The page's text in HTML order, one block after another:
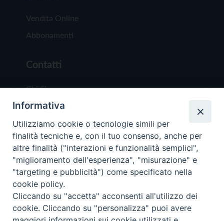
Vendita Online
Abbonamenti
Contatti
Chi Siamo
Redazione
Scrivici
Copyright © 2019 - Tutti i diritti riservati - Vita
Trentina Editrice
Informativa
Utilizziamo cookie o tecnologie simili per
finalità tecniche e, con il tuo consenso, anche per
altre finalità ("interazioni e funzionalità semplici",
"miglioramento dell'esperienza", "misurazione" e
"targeting e pubblicità") come specificato nella
cookie policy.
Cliccando su "accetta" acconsenti all'utilizzo dei
cookie. Cliccando su "personalizza" puoi avere